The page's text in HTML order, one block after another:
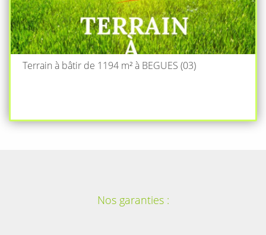
Terrain à bâtir de 1194 m² à BEGUES (03)
Nos garanties :